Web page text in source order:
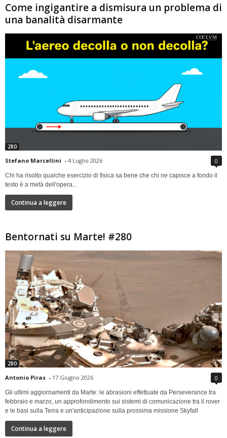
Come ingigantire a dismisura un problema di
una banalità disarmante
280
Stefano Marcellini - 4 Luglio 2026 0
Chi ha risolto qualche esercizio di fisica sa bene che chi ne capisce a fondo il
testo è a metà dell'opera...
Continua a leggere
Bentornati su Marte! #280
280
Antonio Piras - 17 Giugno 2026 0
Gli ultimi aggiornamenti da Marte: le abrasioni effettuate da Perseverance tra
febbraio e marzo, un approfondimento sui sistemi di comunicazione tra il rover
e le basi sulla Terra e un'anticipazione sulla prossima missione Skyfall
Continua a leggere